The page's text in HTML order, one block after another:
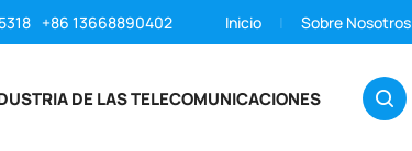
+86 13668890402 Inicio Sobre Nosotros
DE LAS TELECOMUNICACIONES